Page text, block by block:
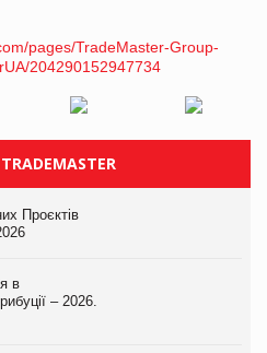
Проєктів
в
– 2026.